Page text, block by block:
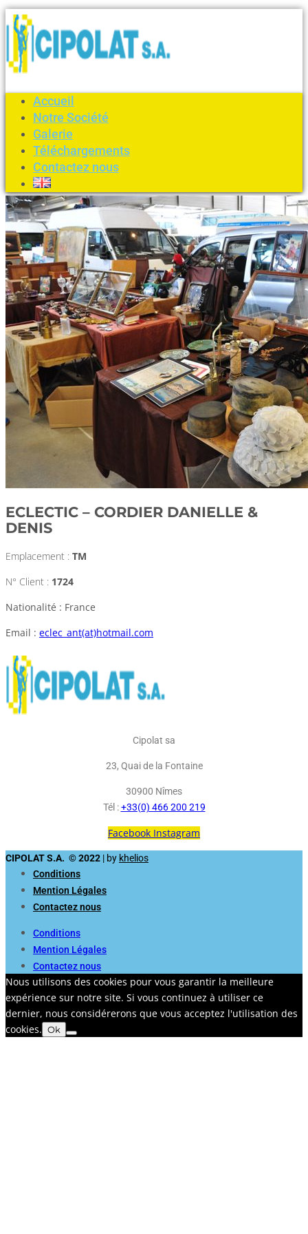
Accueil
Notre Société
Galerie
Téléchargements
Contactez nous
ECLECTIC – CORDIER DANIELLE &
DENIS
Emplacement : TM
N° Client : 1724
Nationalité : France
Email : eclec_ant(at)hotmail.com
Cipolat sa
23, Quai de la Fontaine
30900 Nîmes
Tél :+33(0) 466 200 219
Facebook Instagram
CIPOLAT S.A. © 2022 | by khelios
Conditions
Mention Légales
Contactez nous
Conditions
Mention Légales
Contactez nous
Nous utilisons des cookies pour vous garantir la meilleure
expérience sur notre site. Si vous continuez à utiliser ce
dernier, nous considérerons que vous acceptez l'utilisation des
cookies. Ok